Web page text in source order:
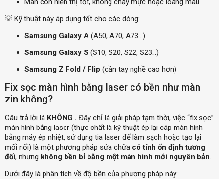
Màn còn hiển thị tốt, không chảy mực hoặc loang màu.
💡 Kỹ thuật này áp dụng tốt cho các dòng:
Samsung Galaxy A (A50, A70, A73…)
Samsung Galaxy S (S10, S20, S22, S23…)
Samsung Z Fold / Flip (cần tay nghề cao hơn)
Fix sọc màn hình bằng laser có bền như màn
zin không?
Câu trả lời là KHÔNG . Đây chỉ là giải pháp tạm thời, việc “fix sọc”
màn hình bằng laser (thực chất là kỹ thuật ép lại cáp màn hình
bằng máy ép nhiệt, sử dụng tia laser để làm sạch hoặc tạo lại
mối nối) là một phương pháp sửa chữa có tính ổn định tương
đối, nhưng không bền bỉ bằng một màn hình mới nguyên bản.
Dưới đây là phân tích về độ bền của phương pháp này: